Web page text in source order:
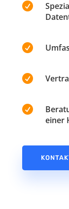




einer